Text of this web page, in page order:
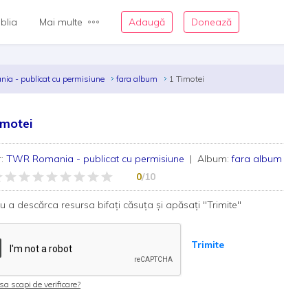
Mai multe Adaugă Donează
- publicat cu permisiune fara album 1 Timotei
TWR Romania - publicat cu permisiune | Album:fara album
0/10
a descărca resursa bifați căsuța și apăsați "Trimite"
Trimite
scapi de verificare?